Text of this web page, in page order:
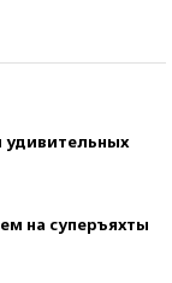
удивительных
на суперъяхты